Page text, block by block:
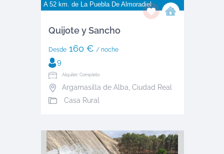
A 52 km. de La Puebla De Almoradiel
Quijote y Sancho
Desde160 € / noche
9
Alquiler: Completo
Argamasilla de Alba, Ciudad Real
Casa Rural